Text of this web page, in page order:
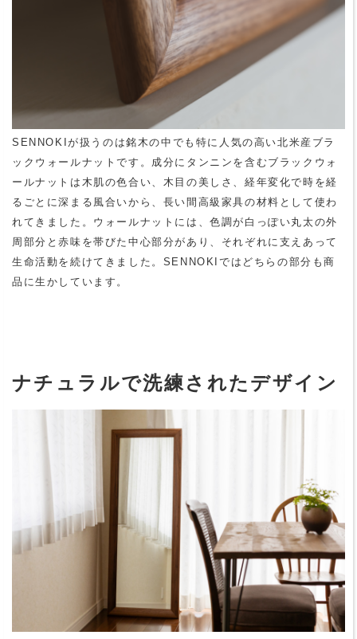
SENNOKIが扱うのは銘木の中でも特に人気の高い北米産ブラ
ックウォールナットです。成分にタンニンを含むブラックウォ
ールナットは木肌の色合い、木目の美しさ、経年変化で時を経
るごとに深まる風合いから、長い間高級家具の材料として使わ
れてきました。ウォールナットには、色調が白っぽい丸太の外
周部分と赤味を帯びた中心部分があり、それぞれに支えあって
生命活動を続けてきました。SENNOKIではどちらの部分も商
品に生かしています。
ナチュラルで洗練されたデザイン